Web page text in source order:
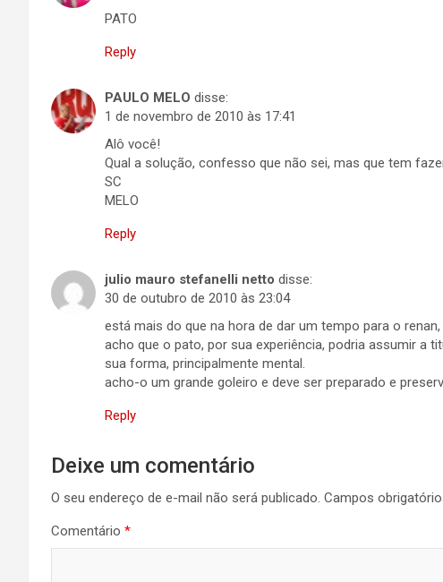
PATO
Reply
PAULO MELO disse:
1 de novembro de 2010 às 17:41
Alô você!
Qual a solução, confesso que não sei, mas que tem
SC
MELO
Reply
julio mauro stefanelli netto disse:
30 de outubro de 2010 às 23:04
está mais do que na hora de dar um tempo para o
acho que o pato, por sua experiência, podria assumir a
sua forma, principalmente mental.
acho-o um grande goleiro e deve ser preparado e
Reply
Deixe um comentário
O seu endereço de e-mail não será publicado. Campos
Comentário *